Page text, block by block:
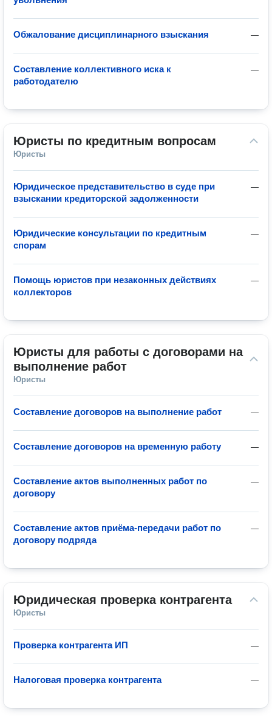
—
Обжалование дисциплинарного взыскания
—
Составление коллективного иска к
работодателю
Юристы по кредитным вопросам
Юристы
—
Юридическое представительство в суде при
взыскании кредиторской задолженности
—
Юридические консультации по кредитным
спорам
—
Помощь юристов при незаконных действиях
коллекторов
Юристы для работы с договорами на
выполнение работ
Юристы
—
Составление договоров на выполнение работ
—
Составление договоров на временную работу
—
Составление актов выполненных работ по
договору
—
Составление актов приёма-передачи работ по
договору подряда
Юридическая проверка контрагента
Юристы
—
Проверка контрагента ИП
—
Налоговая проверка контрагента